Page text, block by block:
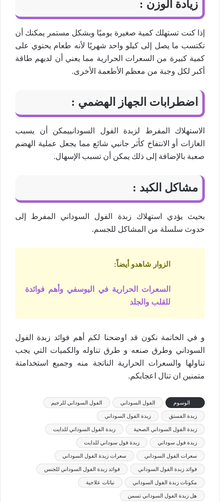
زيادة الوزن :
إذا كنت تستهلك كمية صغيرة يوميًا وبشكل مستمر يمكنك أن
تكتسب ما يصل إلى كيلو واحد شهريًا لأنه طعام يحتوي على
كمية كبيرة من السعرات الحرارية مما يعني أن لديهم طاقة
أكبر لكل وجبة من معظم الأطعمة الأخرى.
اضطرابات الجهاز الهضمي :
الاستهلاك المفرط لزبدة الفول السودانييمكن أن يسبب
الغازات أو الانتفاخ كأثر جانبي شائع مما يجعل عملية الهضم
صعبة بالإضافة إلى ذلك يمكن أن تسبب الإسهال.
مشاكل الكبد :
بحيث يؤدي استهلاك زبدة الفول السوداني المفرط إلى
حدوث سلسلة من المشاكل للجسم.
الزوار شاهدو أيضاً:
السعرات الحرارية في اليوسفي وأهم فوائدة
للقلب والجلد
و في الخاتمة نكون قد اوضحنا لكم أهم فوائد زبدة الفول
السوداني وطرق صنعه و طرق تناوله والكميات التي يجب
تناولها والسعرات الحرارية الناتجة منه وجميع استخدامتة
متمنين ان تنال اعجابكم.
الوسوم الفول السوداني الفول السوداني للرجيم
زبدة الفستق زبدة الفول السوداني
زبدة الفول السوداني الصحية زبدة الفول السوداني للدايت
زبدة فول سوداني زبدة فول سوداني للدايت
سعرات الفول السوداني سعرات زبدة الفول السوداني
فوائد زبدة الفول السوداني فوائد زبدة الفول السوداني للجنس
مكونات زبدة الفول السوداني نباتات علاجية
هل زبدة الفول السوداني تسمن